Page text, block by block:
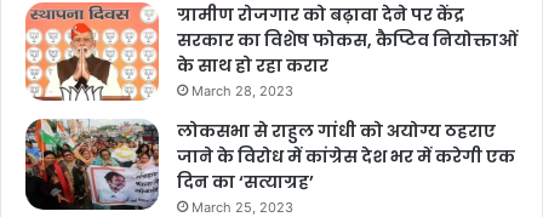
ग्रामीण रोजगार को बढ़ावा देने पर केंद्र
सरकार का विशेष फोकस, कैप्टिव नियोक्ताओं
के साथ हो रहा करार
March 28, 2023
लोकसभा से राहुल गांधी को अयोग्य ठहराए
जाने के विरोध में कांग्रेस देश भर में करेगी एक
दिन का ‘सत्याग्रह’
March 25, 2023